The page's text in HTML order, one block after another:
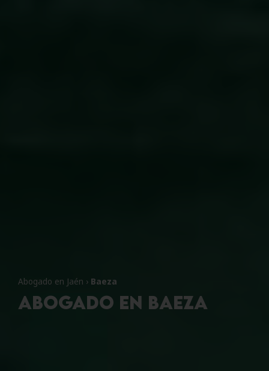
Abogado en Jaén › Baeza
Abogado en Baeza